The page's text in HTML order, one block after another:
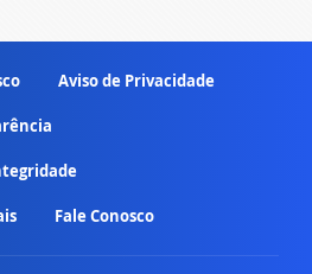
Aviso de Privacidade
Fale Conosco